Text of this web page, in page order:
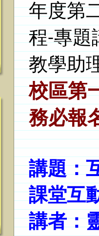
年度第
程-專題
教學助
校區第
務必報
講題：
課堂互
講者：